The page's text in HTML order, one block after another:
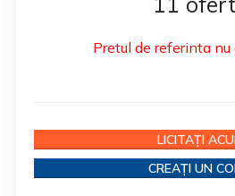
Pretul de referinta
LICITAȚI
CREAȚI UN